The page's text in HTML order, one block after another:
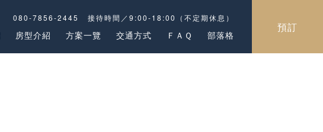
080-7856-2445 接待時間／9:00-18:00（不定期休息）
房型介紹 方案一覽 交通方式 ＦＡＱ 部落格
預訂